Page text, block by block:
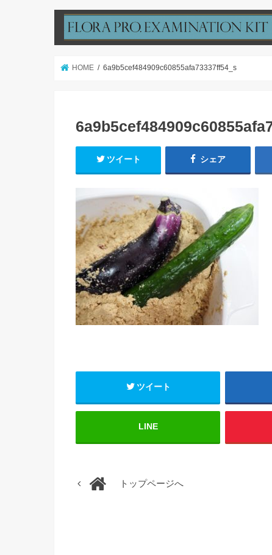
HOME 6a9b5cef484909c60855afa73337ff54_s
ツイート シェア
ツイート
LINE
トップページへ